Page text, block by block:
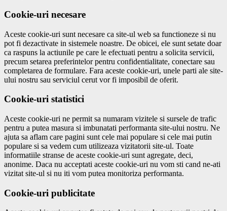
Cookie-uri necesare
Aceste cookie-uri sunt necesare ca site-ul web sa functioneze si nu
pot fi dezactivate in sistemele noastre. De obicei, ele sunt setate doar
ca raspuns la actiunile pe care le efectuati pentru a solicita servicii,
precum setarea preferintelor pentru confidentialitate, conectare sau
completarea de formulare. Fara aceste cookie-uri, unele parti ale site-
ului nostru sau serviciul cerut vor fi imposibil de oferit.
Cookie-uri statistici
Aceste cookie-uri ne permit sa numaram vizitele si sursele de trafic
pentru a putea masura si imbunatati performanta site-ului nostru. Ne
ajuta sa aflam care pagini sunt cele mai populare si cele mai putin
populare si sa vedem cum utilizeaza vizitatorii site-ul. Toate
informatiile stranse de aceste cookie-uri sunt agregate, deci,
anonime. Daca nu acceptati aceste cookie-uri nu vom sti cand ne-ati
vizitat site-ul si nu iti vom putea monitoriza performanta.
Cookie-uri publicitate